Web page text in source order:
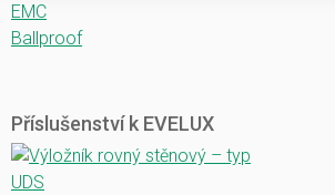
EMC
Ballproof
Příslušenství k EVELUX